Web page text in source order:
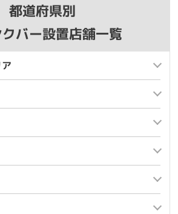
都道府県別
バー設置店舗一覧